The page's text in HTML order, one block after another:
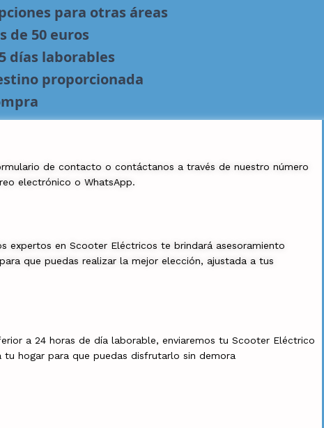
para otras áreas
de 50 euros
días laborables
proporcionada
de contacto o contáctanos a través de nuestro número
electrónico o WhatsApp.
expertos en Scooter Eléctricos te brindará asesoramiento
que puedas realizar la mejor elección, ajustada a tus
a 24 horas de día laborable, enviaremos tu Scooter Eléctrico
tu hogar para que puedas disfrutarlo sin demora